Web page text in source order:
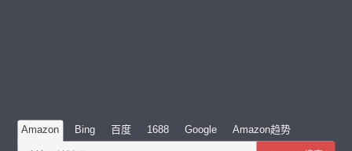
Amazon Bing 百度 1688 Google Amazon趋势